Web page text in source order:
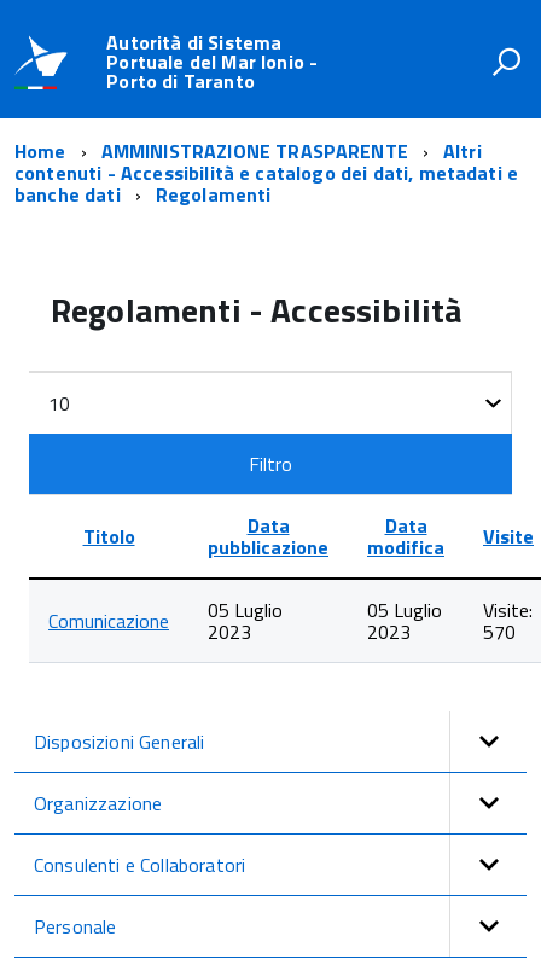
Autorità di Sistema
Portuale del Mar Ionio -
Porto di Taranto
Home AMMINISTRAZIONE TRASPARENTE Altri
contenuti - Accessibilità e catalogo dei dati, metadati e
banche dati Regolamenti
Regolamenti - Accessibilità
Filtri
Filtro
degli
articoli
nella
Accessibilità
Titolo Data
pubblicazione
Data
modifica Visite
Comunicazione 05 Luglio
2023
05 Luglio
2023
Visite:
570
Disposizioni Generali
Organizzazione
Consulenti e Collaboratori
Personale